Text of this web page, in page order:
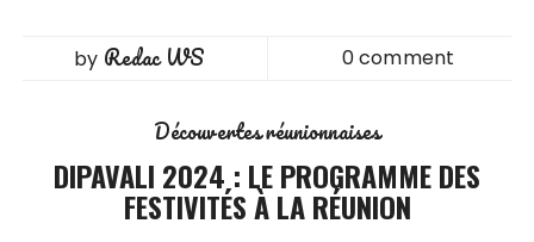
by Redac WS 0 comment
Découvertes réunionnaises
DIPAVALI 2024 : LE PROGRAMME DES
FESTIVITÉS À LA RÉUNION